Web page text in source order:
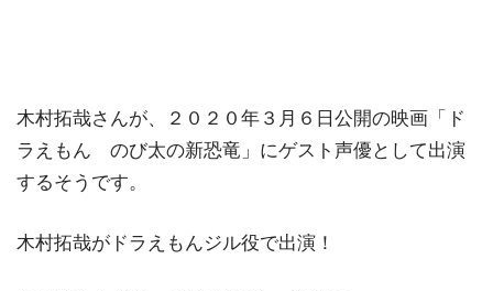
木村拓哉さんが、２０２０年３月６日公開の映画「ド
ラえもん のび太の新恐竜」にゲスト声優として出演
するそうです。
木村拓哉がドラえもんジル役で出演！